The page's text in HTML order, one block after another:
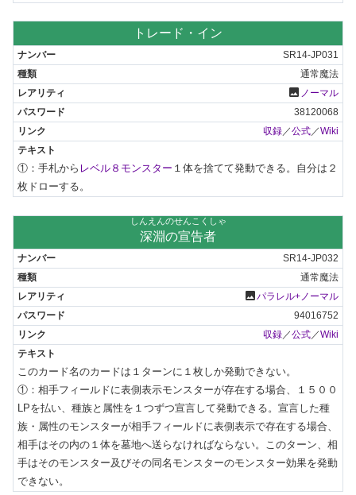
トレード・イン
SR14-JP031
通常魔法
photo ノーマル
38120068
収録／公式／Wiki
①：手札から レベル８モンスター １体を捨てて発動できる。自分は２
枚ドローする。
しんえんのせんこくしゃ
深淵の宣告者
SR14-JP032
通常魔法
photoパラレル+ノーマル
94016752
収録／公式／Wiki
このカード名のカードは１ターンに１枚しか発動できない。
①：相手フィールドに表側表示モンスターが存在する場合、１５００
LPを払い、種族と属性を１つずつ宣言して発動できる。宣言した種
族・属性のモンスターが相手フィールドに表側表示で存在する場合、
相手はその内の１体を墓地へ送らなければならない。このターン、相
手はそのモンスター及びその同名モンスターのモンスター効果を発動
できない。